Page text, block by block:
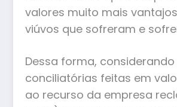
valores muito mais
viúvos que sofreram e
Dessa forma,
conciliatórias feitas em
ao recurso da empresa